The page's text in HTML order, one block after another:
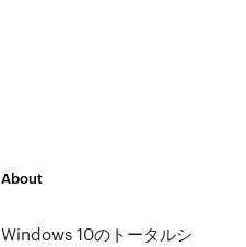
About
Windows 10のトータルシ